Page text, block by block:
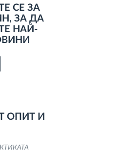
СЕ ЗА
ЗА ДА
НАЙ-
ОПИТ И